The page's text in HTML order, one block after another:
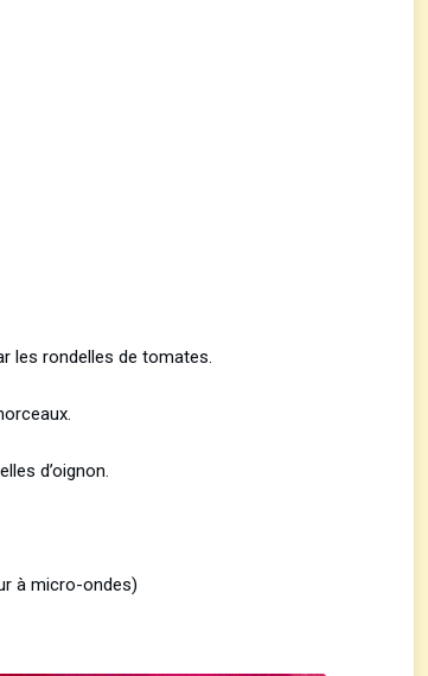
les rondelles de tomates.
d’oignon.
à micro-ondes)